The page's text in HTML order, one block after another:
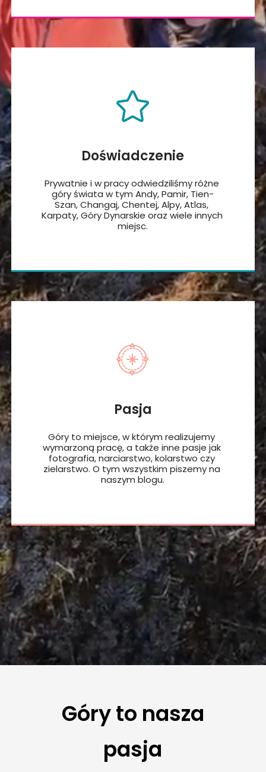
PRZEWODNIK UIMLA
ZAGRANICZNE
ODWIEDZAMY GÓRY ŚWIATA
Doświadczenie
Prywatnie i w pracy odwiedziliśmy różne
góry świata w tym Andy, Pamir, Tien-
Szan, Changaj, Chentej, Alpy, Atlas,
Karpaty, Góry Dynarskie oraz wiele innych
miejsc.
Pasja
Góry to miejsce, w którym realizujemy
wymarzoną pracę, a także inne pasje jak
fotografia, narciarstwo, kolarstwo czy
zielarstwo. O tym wszystkim piszemy na
naszym blogu.
Góry to nasza
pasja